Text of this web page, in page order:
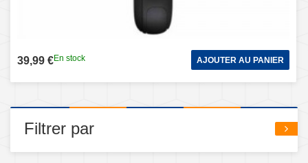
39,99 €En stock AJOUTER AU PANIER
Filtrer par